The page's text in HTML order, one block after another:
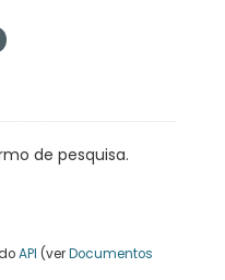
de pesquisa.
API (verDocumentos